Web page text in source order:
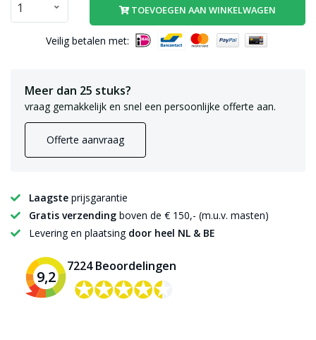
TOEVOEGEN AAN WINKELWAGEN
Veilig betalen met:
Meer dan 25 stuks?
vraag gemakkelijk en snel een persoonlijke offerte aan.
Offerte aanvraag
Laagste prijsgarantie
Gratis verzending boven de € 150,- (m.u.v. masten)
Levering en plaatsing door heel NL & BE
9,2
7224 Beoordelingen
✪✪✪✪✪
✪✪✪✪✪